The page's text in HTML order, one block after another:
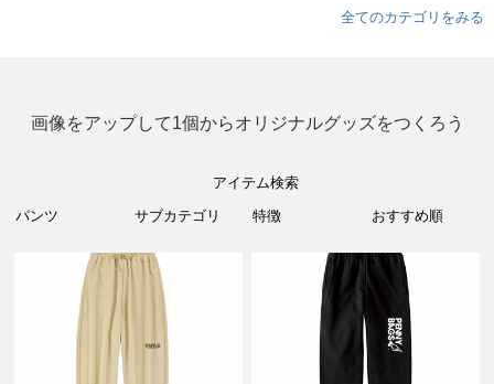
全てのカテゴリをみる
画像をアップして1個からオリジナルグッズをつくろう
アイテム検索